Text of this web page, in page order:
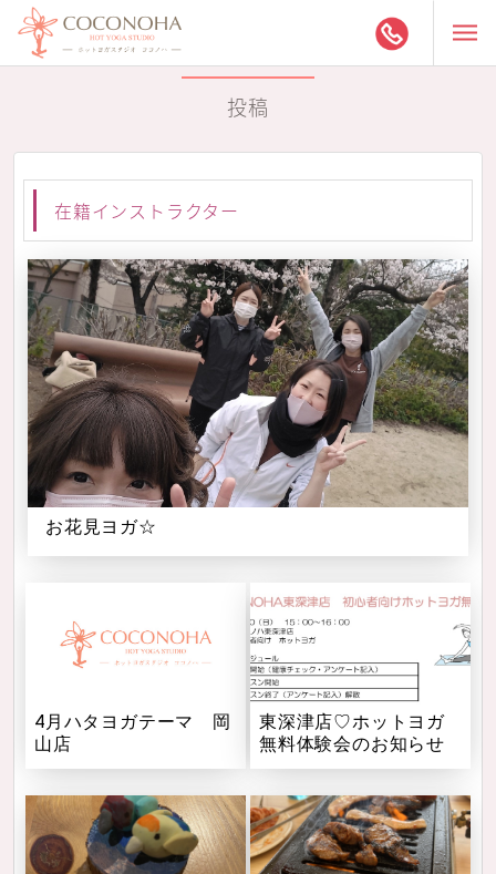
投稿
在籍インストラクター
お花見ヨガ☆
4月ハタヨガテーマ 岡
山店
東深津店♡ホットヨガ
無料体験会のお知らせ